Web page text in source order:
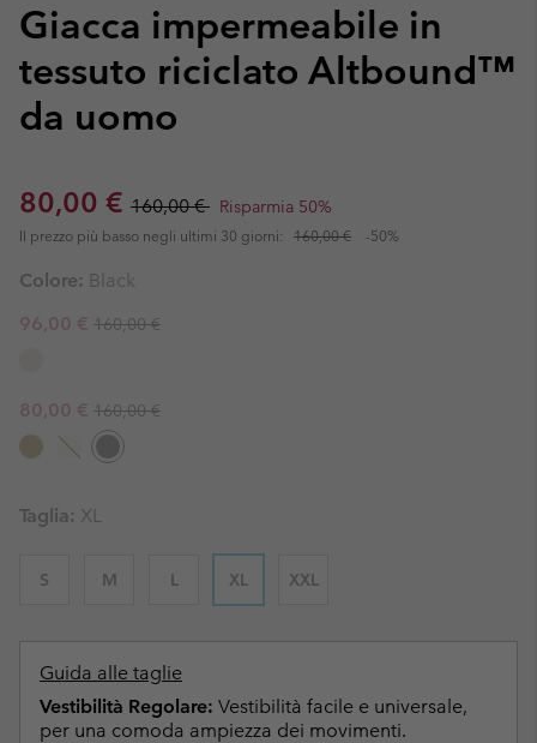
Giacca impermeabile in
tessuto riciclato Altbound™
da uomo
Sale price:
80,00 € Regular price:
160,00 € Risparmia 50%
Il prezzo più basso negli ultimi 30 giorni: 160,00 € -50%
Colore: Black
Sale price:
96,00 € Regular price:
160,00 €
Sale price:
80,00 € Regular price:
160,00 €
Taglia: XL
S M L XL XXL
Guida alle taglie
Vestibilità Regolare: Vestibilità facile e universale,
per una comoda ampiezza dei movimenti.